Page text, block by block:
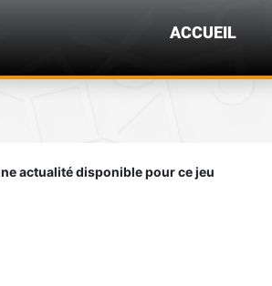
ACCUEIL
actualité disponible pour ce jeu